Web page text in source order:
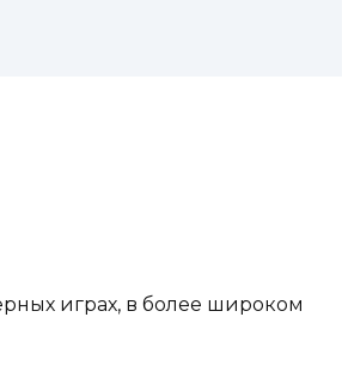
играх, в более широком